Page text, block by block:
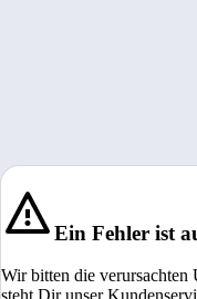
Ein Fehler ist
Wir bitten die